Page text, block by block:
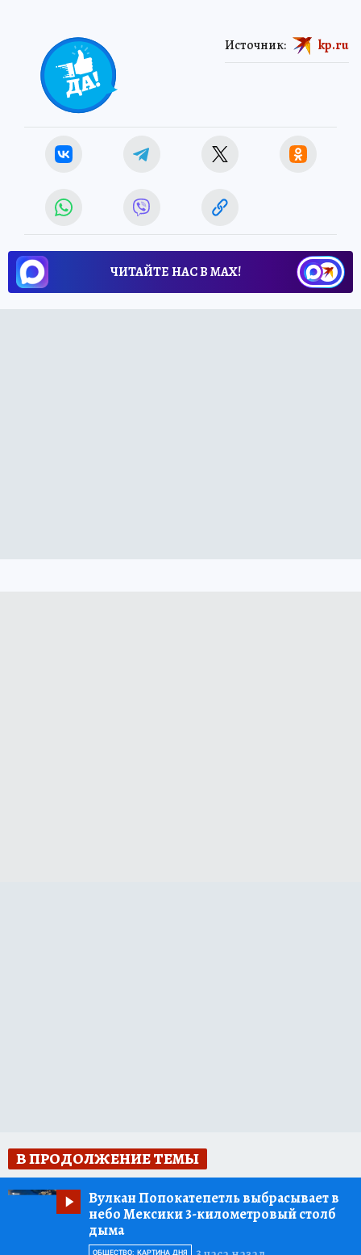
Источник: kp.ru
ЧИТАЙТЕ НАС В МАХ!
В ПРОДОЛЖЕНИЕ ТЕМЫ
Вулкан Попокатепетль выбрасывает в
небо Мексики 3-километровый столб
дыма
ОБЩЕСТВО: КАРТИНА ДНЯ